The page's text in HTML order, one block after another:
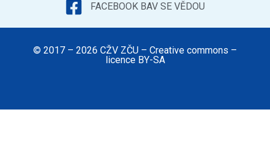
FACEBOOK BAV SE VĚDOU
© 2017 – 2026 CŽV ZČU – Creative commons –
licence BY-SA